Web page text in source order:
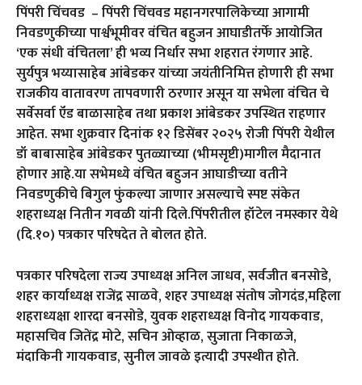
पिंपरी चिंचवड – पिंपरी चिंचवड महानगरपालिकेच्या आगामी
निवडणुकीच्या पार्श्वभूमीवर वंचित बहुजन आघाडीतर्फे आयोजित
‘एक संधी वंचितला’ ही भव्य निर्धार सभा शहरात रंगणार आहे.
सुर्यपुत्र भय्यासाहेब आंबेडकर यांच्या जयंतीनिमित्त होणारी ही सभा
राजकीय वातावरण तापवणारी ठरणार असून या सभेला वंचित चे
सर्वेसर्वा ऍड बाळासाहेब तथा प्रकाश आंबेडकर उपस्थित राहणार
आहेत. सभा शुक्रवार दिनांक १२ डिसेंबर २०२५ रोजी पिंपरी येथील
डॉ बाबासाहेब आंबेडकर पुतळ्याच्या (भीमसृष्टी)मागील मैदानात
होणार आहे.या सभेमध्ये वंचित बहुजन आघाडीच्या वतीने
निवडणुकीचे बिगुल फुंकल्या जाणार असल्याचे स्पष्ट संकेत
शहराध्यक्ष नितीन गवळी यांनी दिले.पिंपरीतील हॉटेल नमस्कार येथे
(दि.१०) पत्रकार परिषदेत ते बोलत होते.
पत्रकार परिषदेला राज्य उपाध्यक्ष अनिल जाधव, सर्वजीत बनसोडे,
शहर कार्याध्यक्ष राजेंद्र साळवे, शहर उपाध्यक्ष संतोष जोगदंड,महिला
शहराध्यक्षा शारदा बनसोडे, युवक शहराध्यक्ष विनोद गायकवाड,
महासचिव जितेंद्र मोटे, सचिन ओव्हाळ, सुजाता निकाळजे,
मंदाकिनी गायकवाड, सुनील जावळे इत्यादी उपस्थीत होते.